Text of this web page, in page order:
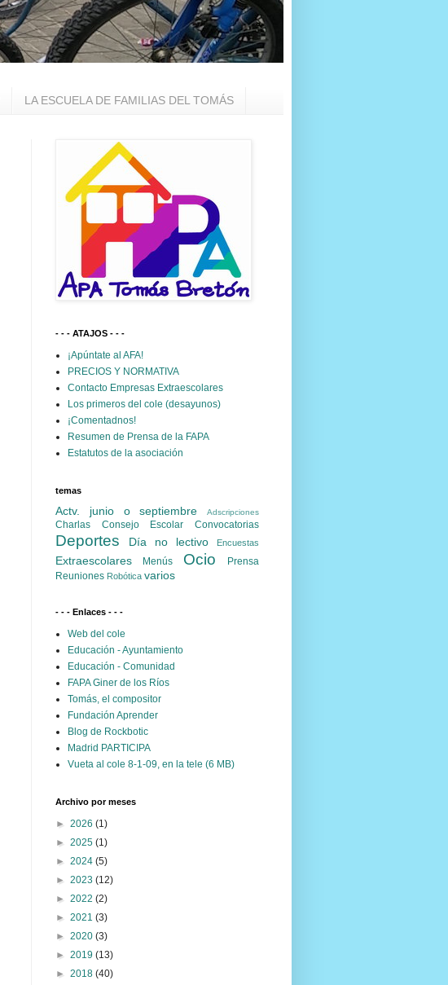
LA ESCUELA DE FAMILIAS DEL TOMÁS
- - - ATAJOS - - -
¡Apúntate al AFA!
PRECIOS Y NORMATIVA
Contacto Empresas Extraescolares
Los primeros del cole (desayunos)
¡Comentadnos!
Resumen de Prensa de la FAPA
Estatutos de la asociación
temas
Actv. junio o septiembre Adscripciones
Charlas Consejo Escolar Convocatorias
Deportes Día no lectivo Encuestas
Extraescolares Menús Ocio
Prensa
Reuniones Robótica varios
- - - Enlaces - - -
Web del cole
Educación - Ayuntamiento
Educación - Comunidad
FAPA Giner de los Ríos
Tomás, el compositor
Fundación Aprender
Blog de Rockbotic
Madrid PARTICIPA
Vueta al cole 8-1-09, en la tele (6 MB)
Archivo por meses
► 2026 (1)
► 2025 (1)
► 2024 (5)
► 2023 (12)
► 2022 (2)
► 2021 (3)
► 2020 (3)
► 2019 (13)
► 2018 (40)